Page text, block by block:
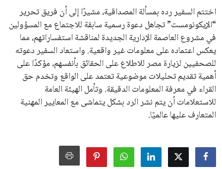
اختتم السفير رده بمسألة المصداقية، مشيرًا إلى أن فريق تحرير
“الإيكونومست” تجاهل دعوة رسمية سابقة للاجتماع مع المسؤولين
في مشروع العاصمة الإدارية الجديدة لمناقشة استفساراتهم، مما
يعكس اعتماده على معلومات غير واقعية. واستعاد السفير دعوته
للصحفيين لزيارة مصر للاطلاع على الحقائق بأنفسهم، مؤكدًا على
أهمية تقديم تحليلات موضوعية تعتمد على الواقع وتخدم حق
القراء في معرفة المعلومات الدقيقة. وتأمل الهيئة العامة
للاستعلامات أن يتم نشر الرد بشكل يتماشى مع المعايير المهنية
المتعارف عليها عالميًا.